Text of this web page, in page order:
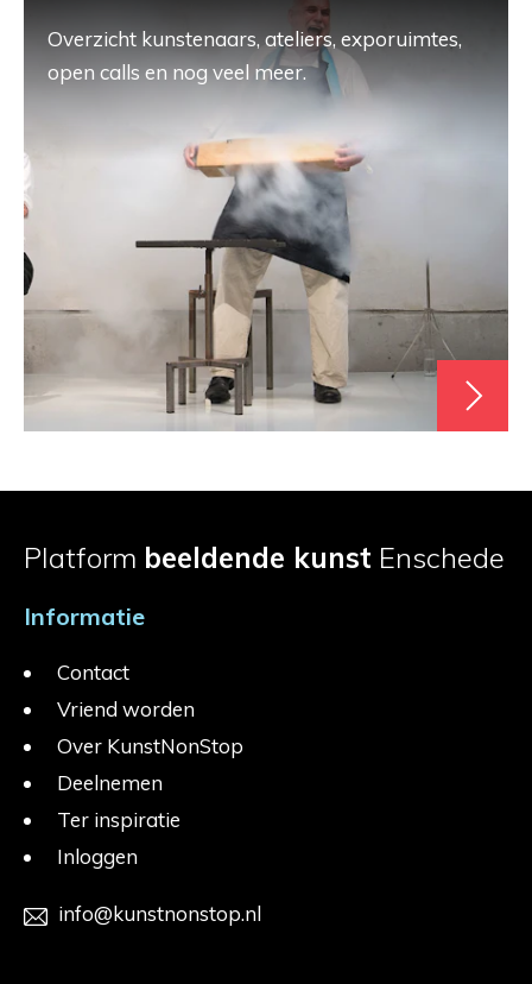
Overzicht kunstenaars, ateliers, exporuimtes,
open calls en nog veel meer.
Platform beeldende kunst Enschede
Informatie
Contact
Vriend worden
Over KunstNonStop
Deelnemen
Ter inspiratie
Inloggen
info@kunstnonstop.nl